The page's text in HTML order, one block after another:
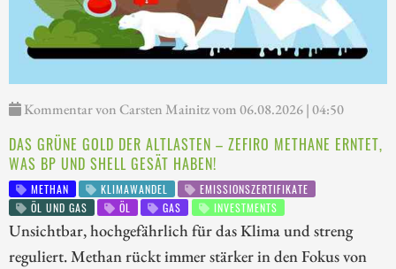
Kommentar von Carsten Mainitz vom 06.08.2026 | 04:50
DAS GRÜNE GOLD DER ALTLASTEN – ZEFIRO METHANE ERNTET,
WAS BP UND SHELL GESÄT HABEN!
METHAN KLIMAWANDEL
EMISSIONSZERTIFIKATE
ÖL UND GAS
ÖL GAS INVESTMENTS
Unsichtbar, hochgefährlich für das Klima und streng
reguliert. Methan rückt immer stärker in den Fokus von